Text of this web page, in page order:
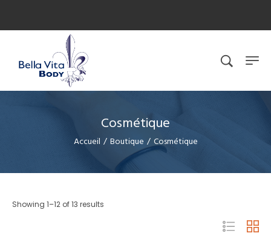
Cosmétique
Accueil / Boutique / Cosmétique
Showing 1–12 of 13 results